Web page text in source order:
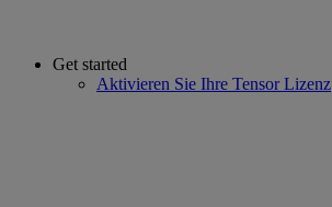
Get started
Aktivieren Sie Ihre Tensor Lizenz